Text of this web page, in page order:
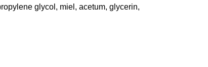
glycol, miel, acetum, glycerin,